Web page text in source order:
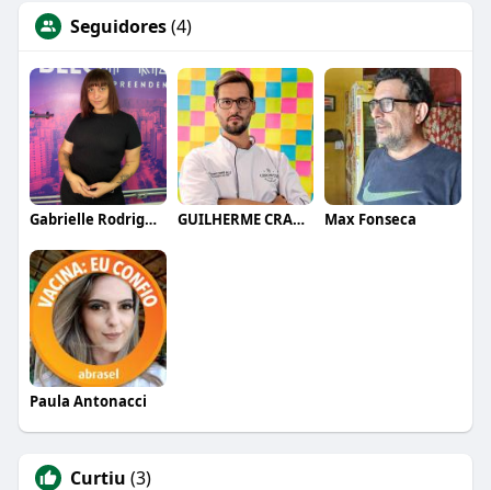
Seguidores(4)
Gabrielle Rodrigues GUILHERME CRAMER BALLE Max Fonseca
Paula Antonacci
Curtiu (3)